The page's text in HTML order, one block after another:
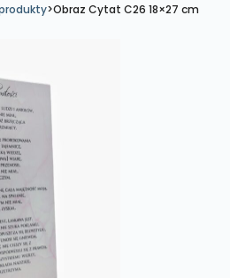
>Obraz Cytat C26 18×27 cm